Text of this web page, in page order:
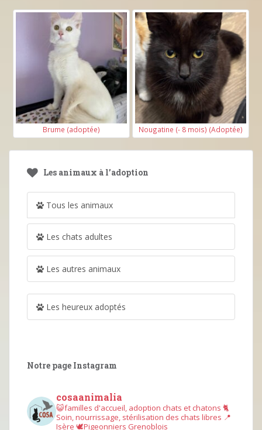
Brume (adoptée) Nougatine (- 8 mois) (Adoptée)
Les animaux à l’adoption
Tous les animaux
Les chats adultes
Les autres animaux
Les heureux adoptés
Notre page Instagram
cosaanimalia
😺familles d'accueil, adoption chats et chatons 🐈
Soin, nourrissage, stérilisation des chats libres 📍
Isère 🕊︎Pigeonniers Grenoblois